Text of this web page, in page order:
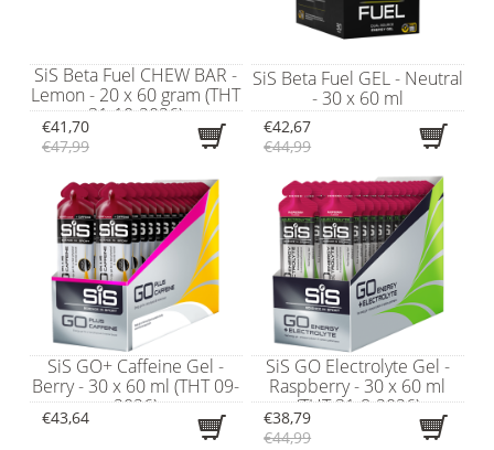
SiS Beta Fuel CHEW BAR -
Lemon - 20 x 60 gram (THT
31-10-2026)
€41,70
€47,99
SiS Beta Fuel GEL - Neutral
- 30 x 60 ml
€42,67
€44,99
SiS GO+ Caffeine Gel -
Berry - 30 x 60 ml (THT 09-
2026)
€43,64
SiS GO Electrolyte Gel -
Raspberry - 30 x 60 ml
(THT 31-8-2026)
€38,79
€44,99